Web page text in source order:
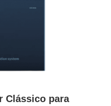
Clássico para